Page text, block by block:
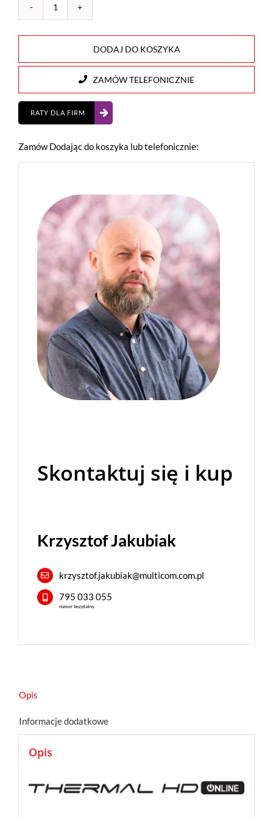
ilość
THERMAL
Online
DODAJ DO KOSZYKA
ZAMÓW TELEFONICZNIE
RATY DLA FIRM
Zamów Dodając do koszyka lub telefonicznie:
Skontaktuj się i kup
Krzysztof Jakubiak
krzysztof.jakubiak@multicom.com.pl
795 033 055
numer bezpłatny
Opis
Informacje dodatkowe
Opis